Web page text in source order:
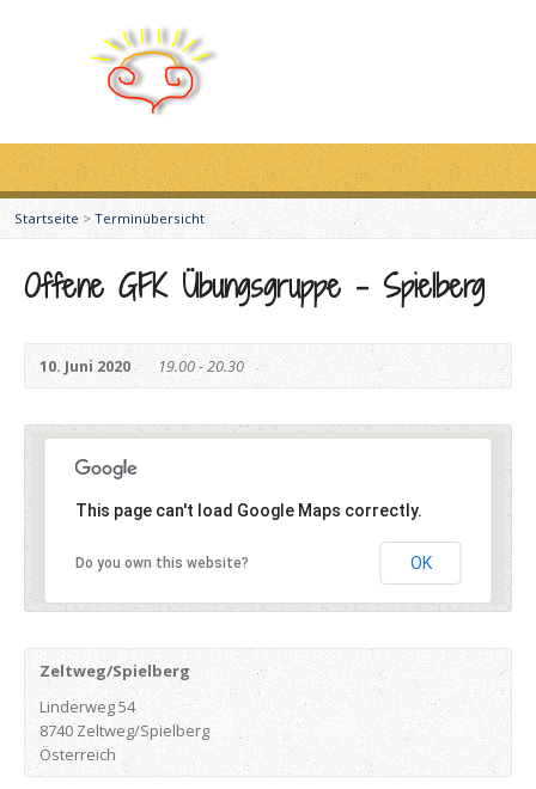
Startseite>Terminübersicht
Offene GFK Übungsgruppe – Spielberg
10. Juni 2020 19.00 - 20.30
This page can't load Google Maps correctly.
Do you own this website? OK
Zeltweg/Spielberg
Linderweg 54
8740 Zeltweg/Spielberg
Österreich